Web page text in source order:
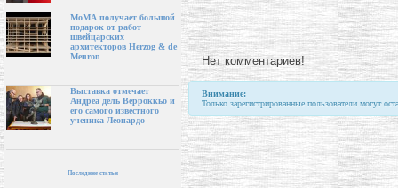
МоМА получает большой
подарок от работ
швейцарских
архитекторов Herzog & de
Meuron
Выставка отмечает
Андреа дель Верроккьо и
его самого известного
ученика Леонардо
Последние статьи
Нет комментариев!
Внимание:
Только зарегистрированные пользователи могут